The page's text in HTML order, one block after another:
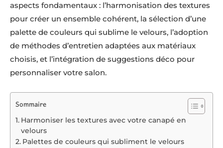
aspects fondamentaux : l’harmonisation des textures
pour créer un ensemble cohérent, la sélection d’une
palette de couleurs qui sublime le velours, l’adoption
de méthodes d’entretien adaptées aux matériaux
choisis, et l’intégration de suggestions déco pour
personnaliser votre salon.
Sommaire
Harmoniser les textures avec votre canapé en
velours
Palettes de couleurs qui subliment le velours